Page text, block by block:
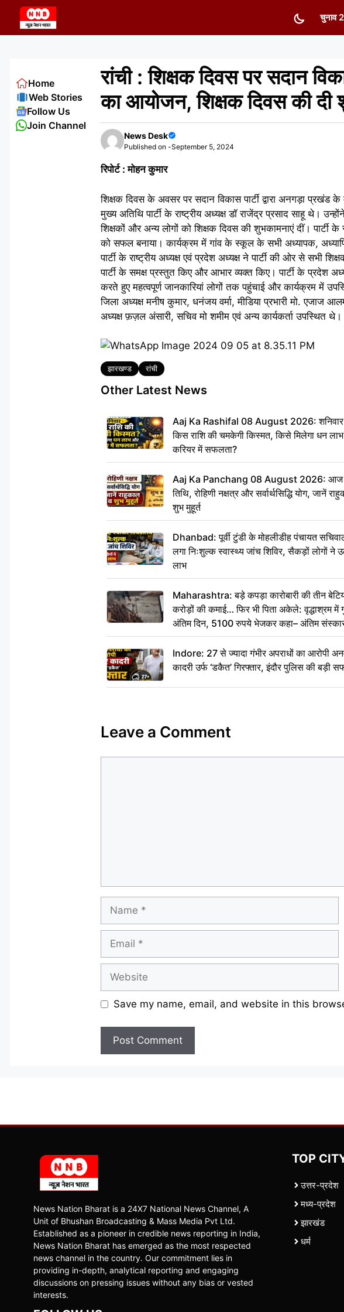
content
चुनाव
रांची : शिक्षक दिवस पर सदान
का आयोजन, शिक्षक दिवस की दी
News Desk
Published on -September 5, 2024
रिपोर्ट : मोहन कुमार
शिक्षक दिवस के अवसर पर सदान विकास पार्टी द्वारा अनगड़ा
मुख्य अतिथि पार्टी के राष्ट्रीय अध्यक्ष डॉ राजेंद्र प्रसाद साहू थे।
शिक्षकों और अन्य लोगों को शिक्षक दिवस की शुभकामनाएं दीं। पार्टी
को सफल बनाया। कार्यक्रम में गांव के स्कूल के सभी अध्यापक,
पार्टी के राष्ट्रीय अध्यक्ष एवं प्रदेश अध्यक्ष ने पार्टी की ओर से सभी
पार्टी के समक्ष प्रस्तुत किए और आभार व्यक्त किए। पार्टी के प्रदेश
करते हुए महत्वपूर्ण जानकारियां लोगों तक पहुंचाई और कार्यक्रम में
जिला अध्यक्ष मनीष कुमार, धनंजय वर्मा, मीडिया प्रभारी मो. एजाज
अध्यक्ष फ़ज़ल अंसारी, सचिव मो शमीम एवं अन्य कार्यकर्ता उपस्थित थे।
Tags
झारखण्ड रांची
Other Latest News
Aaj Ka Rashifal 08 August 2026:
किस राशि की चमकेगी किस्मत, किसे मिलेगा धन
करियर में सफलता?
Aaj Ka Panchang 08 August 2026: आज
तिथि, रोहिणी नक्षत्र और सर्वार्थसिद्धि योग, जानें
शुभ मुहूर्त
Dhanbad: पूर्वी टुंडी के मोहलीडीह पंचायत
लगा निःशुल्क स्वास्थ्य जांच शिविर, सैकड़ों लोगों ने
लाभ
Maharashtra: बड़े कपड़ा कारोबारी की तीन
करोड़ों की कमाई… फिर भी पिता अकेले: वृद्धाश्रम में
अंतिम दिन, 5100 रुपये भेजकर कहा– अंतिम
दीजिए हम नहीं आ पाएंगे
Indore: 27 से ज्यादा गंभीर अपराधों का आरोपी
कादरी उर्फ ‘डकैत’ गिरफ्तार, इंदौर पुलिस की बड़ी
Leave a Comment
Name
Email
Website
Save my name, email, and website in this
Home
Web Stories
Follow Us
Join Channel
News Nation Bharat is a 24X7 National News Channel, A
Unit of Bhushan Broadcasting & Mass Media Pvt Ltd.
Established as a pioneer in credible news reporting in India,
News Nation Bharat has emerged as the most respected
news channel in the country. Our commitment lies in
providing in-depth, analytical reporting and engaging
discussions on pressing issues without any bias or vested
interests.
TOP
उत्तर-प्रदेश
मध्य-प्रदेश
झारखंड
धर्म